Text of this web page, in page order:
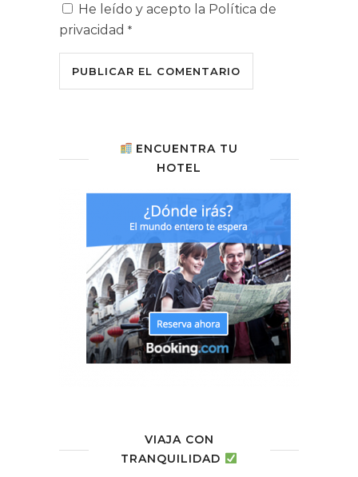
He leído y acepto la Política de
privacidad *
ENCUENTRA TU
HOTEL
VIAJA CON
TRANQUILIDAD